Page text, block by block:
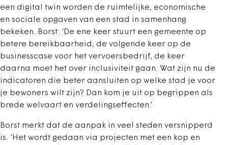
een digital twin worden de ruimtelijke, economische
en sociale opgaven van een stad in samenhang
bekeken. Borst: ‘De ene keer stuurt een gemeente op
betere bereikbaarheid, de volgende keer op de
businesscase voor het vervoersbedrijf, de keer
daarna moet het over inclusiviteit gaan. Wat zijn nu de
indicatoren die beter aansluiten op welke stad je voor
je bewoners wilt zijn? Dan kom je uit op begrippen als
brede welvaart en verdelingseffecten.’
Borst merkt dat de aanpak in veel steden versnipperd
is. ‘Het wordt gedaan via projecten met een kop en